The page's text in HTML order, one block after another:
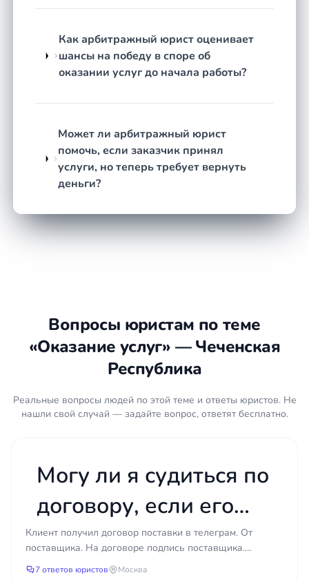
досудебная претензия, медиация, обращение в
Подготовка документов.Юрист составляет
претензию, исковое заявление, расчёт
требований и собирает доказательную базу.
решения — в зависимости от выбранного пути.
Контроль исполнения.После вынесения
решения или подписания соглашения юрист
помогает добиться фактического исполнения
Что подготовить
услугах или документы, подтверждающие
их отсутствие.
Переписка с контрагентом — электронная
почта, мессенджеры, письменные
уведомления.
Платёжные документы: квитанции,
Претензии и ответы на них, если обмен
уже состоялся.
Иные документы, связанные с
исполнением договора, — сертификаты,
заключения, фото и видеоматериалы.
Споры по договорам услуг нередко кажутся
Как арбитражный юрист оценивает
шансы на победу в споре об
оказании услуг до начала работы?
Может ли арбитражный юрист
помочь, если заказчик принял
услуги, но теперь требует вернуть
деньги?
Вопросы юристам по теме
«Оказание услуг» — Чеченская
Республика
Реальные вопросы людей по этой теме и ответы юристов. Не
нашли свой случай — задайте вопрос, ответят бесплатно.
Могу ли я судиться по
договору, если его
мне прислали в
телеграме?
Клиент получил договор поставки в телеграм. От
поставщика. На договоре подпись поставщика.
Покупатель счет с указанием перечня товаров оплатил
7 ответов юристов Москва